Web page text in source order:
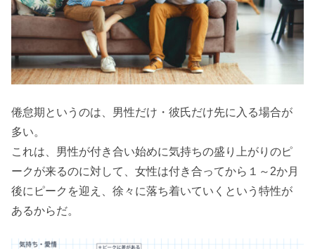
倦怠期というのは、男性だけ・彼氏だけ先に入る場合が
多い。
これは、男性が付き合い始めに気持ちの盛り上がりのピ
ークが来るのに対して、女性は付き合ってから１～2か月
後にピークを迎え、徐々に落ち着いていくという特性が
あるからだ。